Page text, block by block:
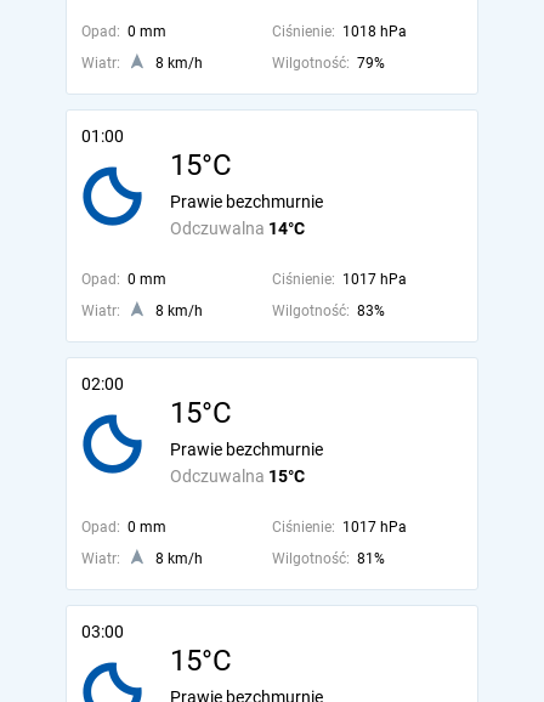
Opad: 0 mm Ciśnienie: 1018 hPa
Wiatr:
8 km/h Wilgotność: 79%
01:00
15°C
Odczuwalna 14°C
Prawie bezchmurnie
Opad: 0 mm Ciśnienie: 1017 hPa
Wiatr:
8 km/h Wilgotność: 83%
02:00
15°C
Odczuwalna 15°C
Prawie bezchmurnie
Opad: 0 mm Ciśnienie: 1017 hPa
Wiatr:
8 km/h Wilgotność: 81%
03:00
15°C
Prawie bezchmurnie